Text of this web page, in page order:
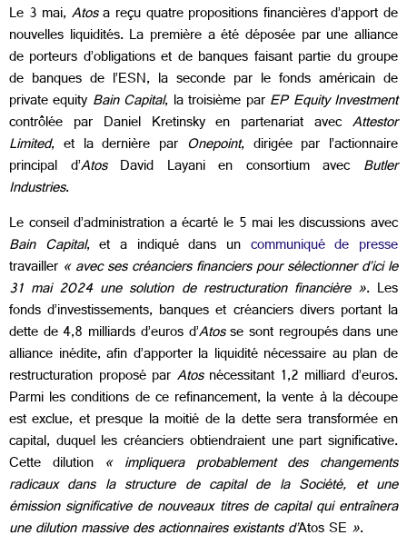
Le 3 mai,Atosa reçu quatre propositions financières d’apport de
nouvelles liquidités. La première a été déposée par une alliance
de porteurs d’obligations et de banques faisant partie du groupe
de banques de l’ESN, la seconde par le fonds américain de
private equity Bain Capital, la troisième parEP Equity Investment
contrôlée par Daniel Kretinsky en partenariat avec Attestor
Limited, et la dernière par Onepoint, dirigée par l’actionnaire
principal d’AtosDavid Layani en consortium avec Butler
Industries.
Le conseil d’administration a écarté le 5 mai les discussions avec
Bain Capital, et a indiqué dans un communiqué de presse
travailler « avec ses créanciers financiers pour sélectionner d’ici le
31 mai 2024 une solution de restructuration financière ». Les
fonds d’investissements, banques et créanciers divers portant la
dette de 4,8 milliards d’euros d’Atosse sont regroupés dans une
alliance inédite, afin d’apporter la liquidité nécessaire au plan de
restructuration proposé par Atosnécessitant 1,2 milliard d’euros.
Parmi les conditions de ce refinancement, la vente à la découpe
est exclue, et presque la moitié de la dette sera transformée en
capital, duquel les créanciers obtiendraient une part significative.
Cette dilution « impliquera probablement des changements
radicaux dans la structure de capital de la Société, et une
émission significative de nouveaux titres de capital qui entraînera
une dilution massive des actionnaires existants d’Atos SE ».